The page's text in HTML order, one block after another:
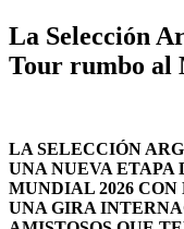
La Selección
Tour rumbo al
LA SELECCIÓN
UNA NUEVA ETAPA
MUNDIAL 2026
UNA GIRA